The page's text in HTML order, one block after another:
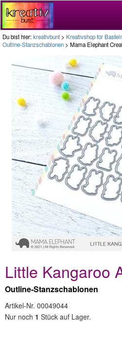
Du bist hier:kreativbunt > Kreativshop für
Outline-Stanzschablonen > Mama Elephant
Little Kangaroo
Outline-Stanzschablonen
Artikel-Nr. 00049044
Nur noch 1 Stück auf Lager.